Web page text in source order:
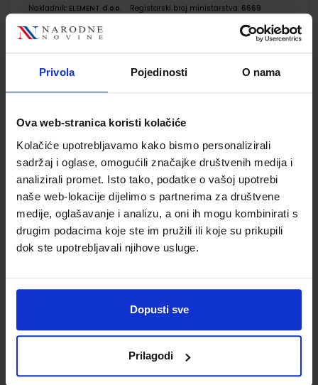
Privola Pojedinosti O nama
Ova web-stranica koristi kolačiće
Kolačiće upotrebljavamo kako bismo personalizirali
sadržaj i oglase, omogućili značajke društvenih medija i
analizirali promet. Isto tako, podatke o vašoj upotrebi
naše web-lokacije dijelimo s partnerima za društvene
medije, oglašavanje i analizu, a oni ih mogu kombinirati s
drugim podacima koje ste im pružili ili koje su prikupili
dok ste upotrebljavali njihove usluge.
Dopusti sve
Prilagodi
Nakladnik: ELEMENT d.o.o. Registarski broj ministarstva: 6669
SKU: 567665
Udžbenik
Autor(i): Habuš Barić Tominac Liber Bajić
Nakladnik:
PROFIL KLETT d.o.o. Registarski broj ministarstva:6866
SKU:567674 CIJENA:22,50 €
ŠIFRA OMOTA:
KEMIJA 3; zbirka riješenih primjera i zadataka iz kemije za
učenike trećih razreda gimnazije
Autor(i):Habuš Barić Tominac Liber Bajić
PROFIL KLETT d.o.o. Registarski broj ministarstva: